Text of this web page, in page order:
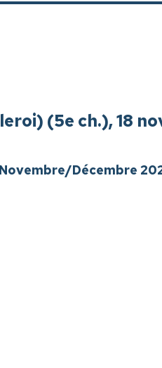
(5e ch.), 18
Décembre